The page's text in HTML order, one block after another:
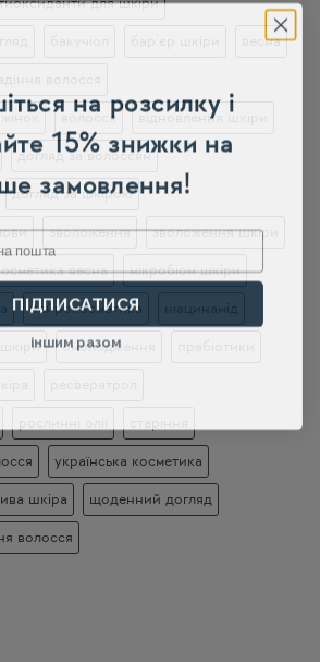
весна
волосся відновлення шкіри
догляд за волоссям
догляд за шкірою
зволоження зволоження шкіри
весна мікробіом шкіри
нейрокосметика
омолодження
українська косметика
шкіра щоденний догляд
волосся
на розсилку і
15% знижки на
замовлення!
ПІДПИСАТИСЯ
іншим разом